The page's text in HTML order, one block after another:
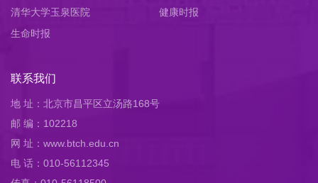
清华大学玉泉医院
健康时报
生命时报
联系我们
地 址：北京市昌平区立汤路168号
邮 编：102218
网 址：www.btch.edu.cn
电 话：010-56112345